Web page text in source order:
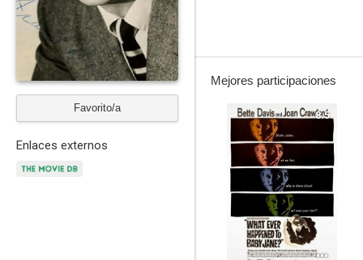
Favorito/a
Enlaces externos
Mejores participaciones
8.5